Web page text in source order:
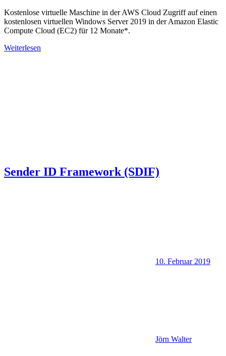
Kostenlose virtuelle Maschine in der AWS Cloud Zugriff auf einen
kostenlosen virtuellen Windows Server 2019 in der Amazon Elastic
Compute Cloud (EC2) für 12 Monate*.
Weiterlesen
Sender ID Framework (SDIF)
10. Februar 2019
Jörn Walter